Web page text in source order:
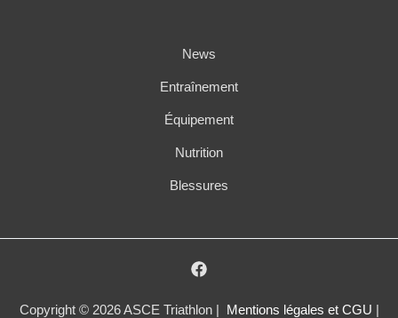
News
Entraînement
Équipement
Nutrition
Blessures
Copyright © 2026 ASCE Triathlon | Mentions légales et CGU